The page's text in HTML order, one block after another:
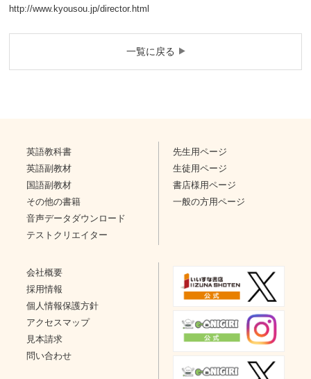
http://www.kyousou.jp/director.html
一覧に戻る
英語教科書
英語副教材
国語副教材
その他の書籍
音声データダウンロード
テストクリエイター
先生用ページ
生徒用ページ
書店様用ページ
一般の方用ページ
会社概要
採用情報
個人情報保護方針
アクセスマップ
見本請求
問い合わせ